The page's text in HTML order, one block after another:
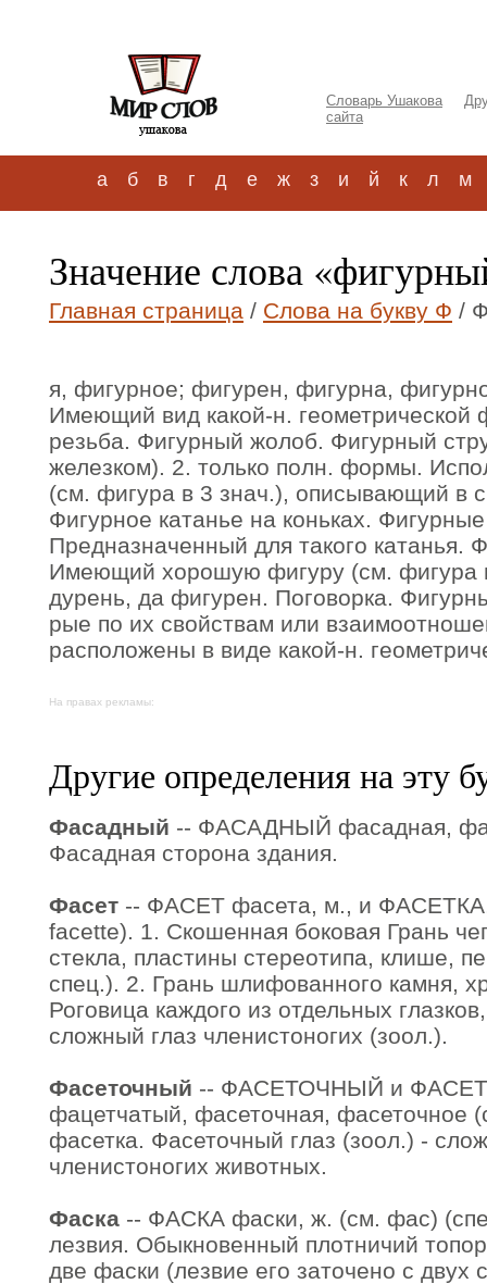
Словарь Ушакова
сайта
а б в г д е ж з и й к л м
Значение слова
Главная страница / Слова на букву Ф /
я, фигурное; фигурен, фигурна,
Имеющий вид какой-н. геометрической
резьба. Фигурный жолоб. Фигурный
железком). 2. только полн. формы.
(см. фигура в 3 знач.), описывающий в
Фигурное катанье на коньках.
Предназначенный для такого катанья.
Имеющий хорошую фигуру (см. фигура
дурень, да фигурен. Поговорка.
рые по их свойствам или
расположены в виде какой-н.
На правах рекламы:
Другие определения на эту
Фасадный -- ФАСАДНЫЙ фасадная,
Фасадная сторона здания.
Фасет -- ФАСЕТ фасета, м., и
facette). 1. Скошенная боковая Грань
стекла, пластины стереотипа, клише,
спец.). 2. Грань шлифованного камня,
Роговица каждого из отдельных
сложный глаз членистоногих (зоол.).
Фасеточный -- ФАСЕТОЧНЫЙ и
фацетчатый, фасеточная, фасеточное
фасетка. Фасеточный глаз (зоол.) -
членистоногих животных.
Фаска -- ФАСКА фаски, ж. (см. фас)
лезвия. Обыкновенный плотничий
две фаски (лезвие его заточено с двух